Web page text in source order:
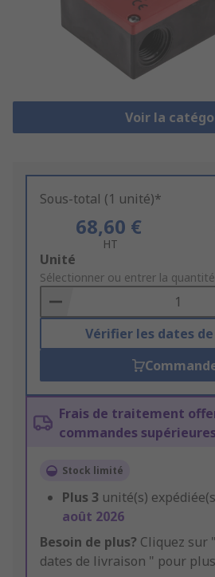
Voir la
Sous-total (1 unité)*
68,60 €
HT
Add
to
Basket
Unité
Sélectionner ou entrer la quantité
Vérifier les dates
Frais de traitement
commandes
Stock limité
Plus 3 unité(s)
août 2026
Besoin de plus? Cliquez sur
dates de livraison " pour